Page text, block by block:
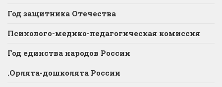
Год защитника Отечества
Психолого-медико-педагогическая комиссия
Год единства народов России
.Орлята-дошколята России